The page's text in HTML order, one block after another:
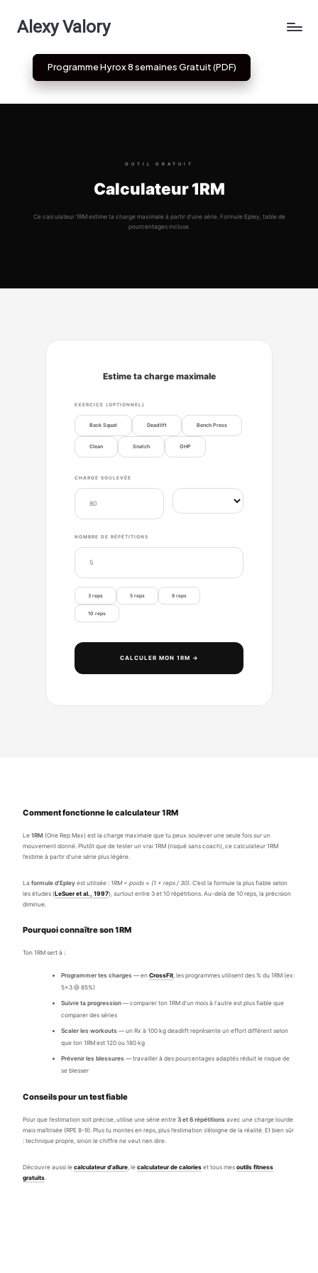
Skip
content
Alexy Valory
Programme Hyrox 8 semaines Gratuit (PDF)
OUTIL GRATUIT
Calculateur 1RM
Ce calculateur 1RM estime ta charge maximale à partir d’une série. Formule Epley, table de
pourcentages incluse.
Estime ta charge maximale
EXERCICE (OPTIONNEL)
Back Squat Deadlift Bench Press
Clean Snatch OHP
CHARGE SOULEVÉE
NOMBRE DE RÉPÉTITIONS
3 reps 5 reps 8 reps
10 reps
CALCULER MON 1RM →
Comment fonctionne le calculateur 1RM
Le 1RM (One Rep Max) est la charge maximale que tu peux soulever une seule fois sur un
mouvement donné. Plutôt que de tester un vrai 1RM (risqué sans coach), ce calculateur 1RM
l’estime à partir d’une série plus légère.
La formule d’Epley est utilisée : 1RM = poids × (1 + reps / 30) . C’est la formule la plus fiable selon
les études (LeSuer et al., 1997), surtout entre 3 et 10 répétitions. Au-delà de 10 reps, la précision
diminue.
Pourquoi connaître son 1RM
Ton 1RM sert à :
Programmer tes charges — en CrossFit , les programmes utilisent des % du 1RM (ex:
5×3 @ 85%)
Suivre ta progression — comparer ton 1RM d’un mois à l’autre est plus fiable que
comparer des séries
Scaler les workouts — un Rx à 100 kg deadlift représente un effort différent selon
que ton 1RM est 120 ou 180 kg
Prévenir les blessures — travailler à des pourcentages adaptés réduit le risque de
se blesser
Conseils pour un test fiable
Pour que l’estimation soit précise, utilise une série entre 3 et 6 répétitions avec une charge lourde
mais maîtrisée (RPE 8-9). Plus tu montes en reps, plus l’estimation s’éloigne de la réalité. Et bien sûr
: technique propre, sinon le chiffre ne veut rien dire.
Découvre aussi le calculateur d’allure, le calculateur de calories et tous mes outils fitness
gratuits.